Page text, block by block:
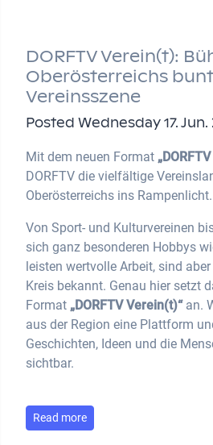
DORFTV Verein(t):
Oberösterreichs
Vereinsszene
Posted Wednesday 17. Jun.
Mit dem neuen Format
DORFTV die vielfältige
Oberösterreichs ins Rampenlicht.
Von Sport- und Kulturvereinen
sich ganz besonderen Hobbys
leisten wertvolle Arbeit, sind
Kreis bekannt. Genau hier setzt
Format „DORFTV Verein(t)“an.
aus der Region eine Plattform
Geschichten, Ideen und die
sichtbar.
Read more